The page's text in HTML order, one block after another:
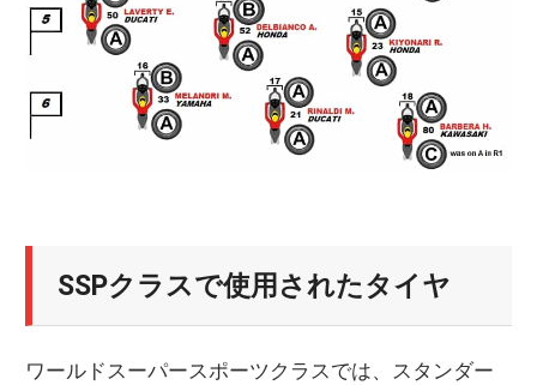
SSPクラスで使用されたタイヤ
ワールドスーパースポーツクラスでは、スタンダー